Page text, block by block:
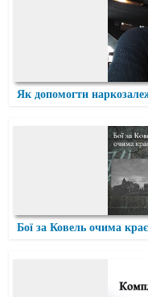
Як допомогти
Бої за Ковель очима